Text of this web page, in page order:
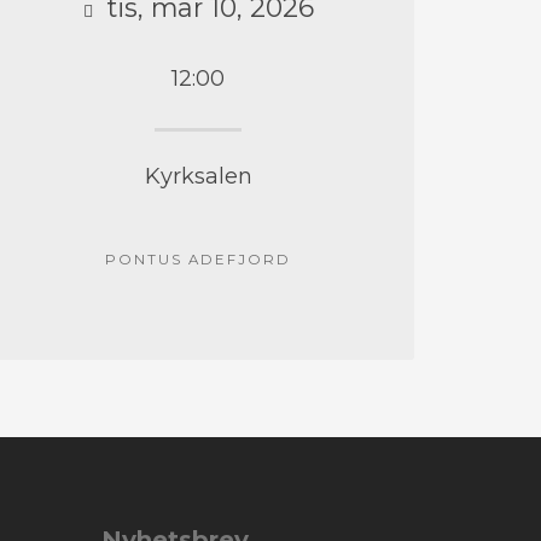
tis, mar 10, 2026
12:00
Kyrksalen
PONTUS ADEFJORD